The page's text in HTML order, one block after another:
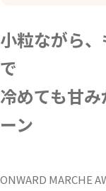
小粒ながら
で
冷めても甘
ーン
ONWARD MARCHE